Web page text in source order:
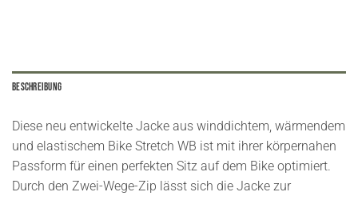
Beschreibung
Diese neu entwickelte Jacke aus winddichtem, wärmendem
und elastischem Bike Stretch WB ist mit ihrer körpernahen
Passform für einen perfekten Sitz auf dem Bike optimiert.
Durch den Zwei-Wege-Zip lässt sich die Jacke zur